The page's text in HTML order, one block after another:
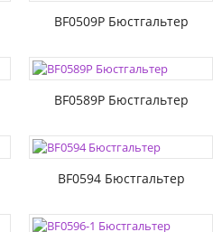
BF0509P Бюстгальтер
BF0589P Бюстгальтер
BF0594 Бюстгальтер